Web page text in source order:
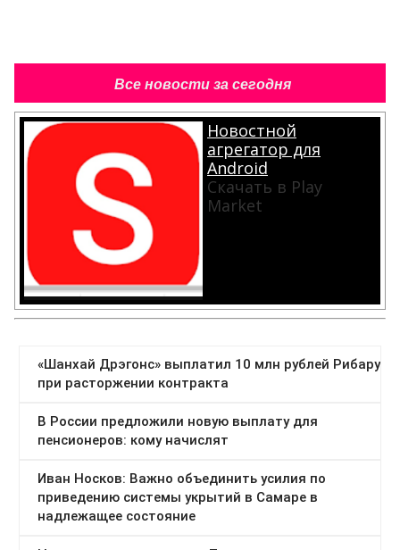
Все новости за сегодня
Новостной
агрегатор для
Android
Скачать в Play
Market